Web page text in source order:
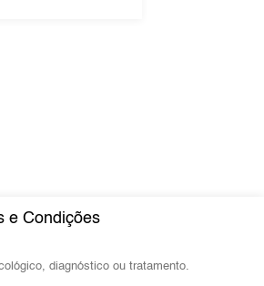
e Condições
diagnóstico ou tratamento.